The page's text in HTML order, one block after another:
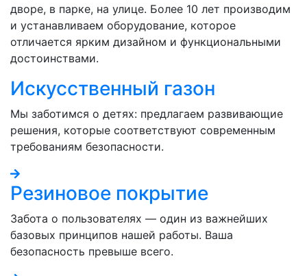
дворе, в парке, на улице. Более 10 лет производим
и устанавливаем оборудование, которое
отличается ярким дизайном и функциональными
достоинствами.
Искусственный газон
Мы заботимся о детях: предлагаем развивающие
решения, которые соответствуют современным
требованиям безопасности.
Резиновое покрытие
Забота о пользователях — один из важнейших
базовых принципов нашей работы. Ваша
безопасность превыше всего.